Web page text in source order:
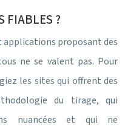
FIABLES ?
applications proposant des
ne se valent pas. Pour
les sites qui offrent des
du tirage, qui
nuancées et qui ne